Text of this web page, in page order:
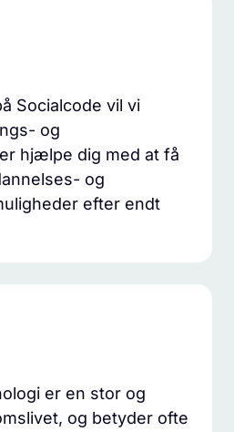
Socialcode vil vi
og
hjælpe dig med at få
og
efter endt
er en stor og
og betyder ofte